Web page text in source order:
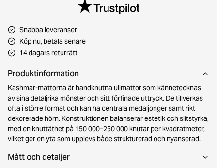
Snabba leveranser
Köp nu, betala senare
14 dagars returrätt
Produktinformation
Kashmar-mattorna är handknutna ullmattor som kännetecknas
av sina detaljrika mönster och sitt förfinade uttryck. De tillverkas
ofta i större format och kan ha centrala medaljonger samt rikt
dekorerade hörn. Konstruktionen balanserar estetik och slitstyrka,
med en knuttäthet på 150 000–250 000 knutar per kvadratmeter,
vilket ger en yta som upplevs både strukturerad och nyanserad.
Mått och detaljer